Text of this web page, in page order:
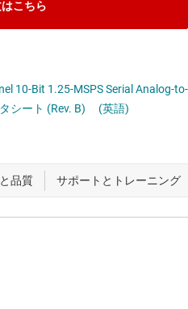
こちら
10-Bit 1.25-MSPS Serial Analog-to-
シート (Rev. B)
(英語)